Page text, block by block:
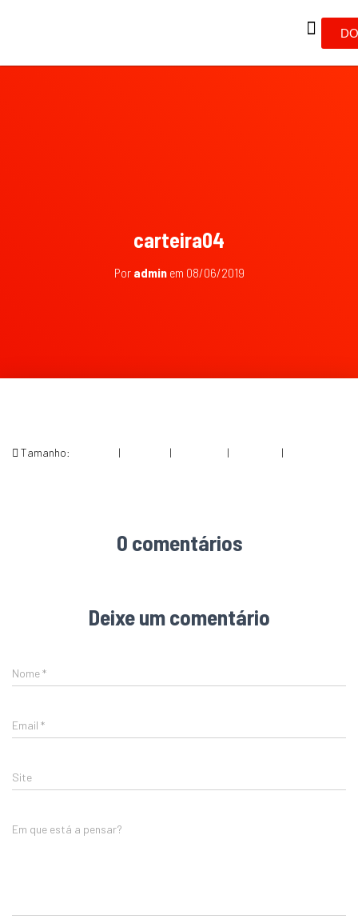
carteira04
Por adminem 08/06/2019
Tamanho: | | | |
0 comentários
Deixe um comentário
Nome*
Email *
Site
Em que está a pensar?